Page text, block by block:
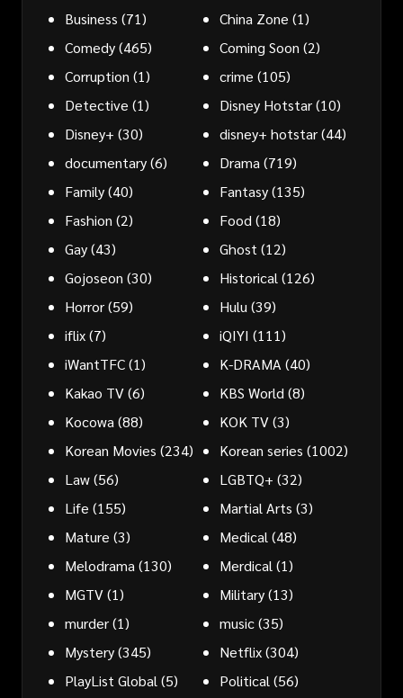
Business (71) China Zone (1)
Comedy(465) Coming Soon (2)
Corruption (1) crime (105)
Detective (1) Disney Hotstar(10)
Disney+ (30) disney+ hotstar(44)
documentary(6) Drama (719)
Family(40) Fantasy(135)
Fashion (2) Food (18)
Gay(43) Ghost (12)
Gojoseon (30) Historical (126)
Horror(59) Hulu (39)
iflix(7) iQIYI (111)
iWantTFC(1) K-DRAMA (40)
Kakao TV(6) KBS World (8)
Kocowa (88) KOK TV(3)
Korean Movies (234) Korean series (1002)
Law(56) LGBTQ+ (32)
Life (155) Martial Arts (3)
Mature (3) Medical (48)
Melodrama (130) Merdical (1)
MGTV(1) Military(13)
murder(1) music(35)
Mystery(345) Netflix(304)
PlayList Global (5) Political (56)